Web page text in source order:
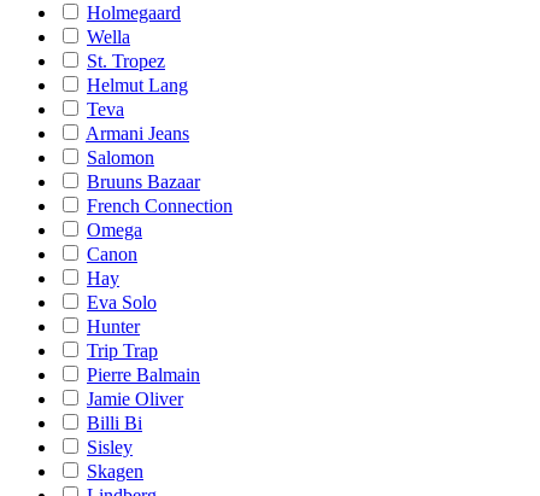
Holmegaard
Wella
St. Tropez
Helmut Lang
Teva
Armani Jeans
Salomon
Bruuns Bazaar
French Connection
Omega
Canon
Hay
Eva Solo
Hunter
Trip Trap
Pierre Balmain
Jamie Oliver
Billi Bi
Sisley
Skagen